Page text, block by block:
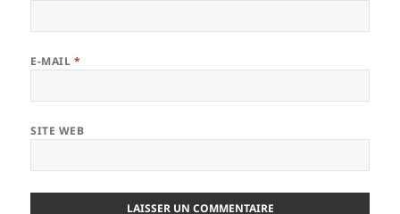
E-MAIL *
SITE WEB